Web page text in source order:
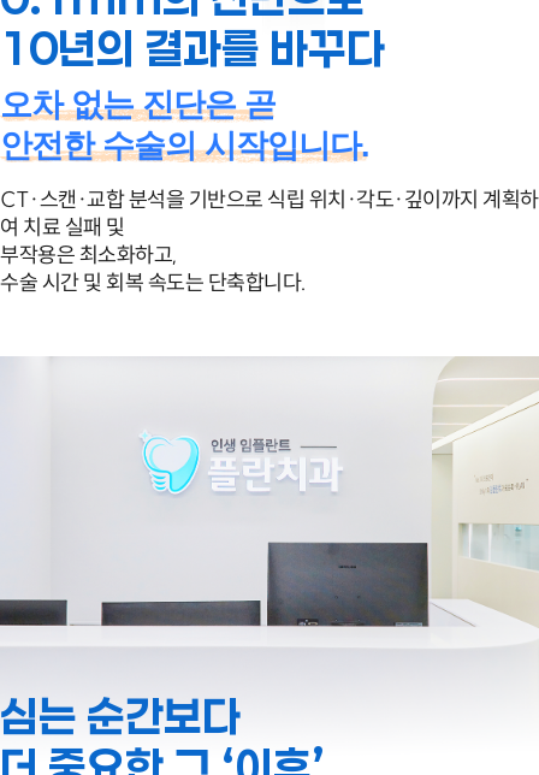
10년의 결과를 바꾸다
오차 없는 진단은 곧
안전한 수술의 시작입니다.
CT·스캔·교합 분석을 기반으로 식립 위치·각도·깊이까지 계획하
여 치료 실패 및
부작용은 최소화하고,
수술 시간 및 회복 속도는 단축합니다.
심는 순간보다